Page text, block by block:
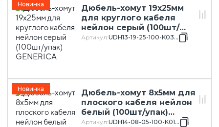
Дюбель-хомут 19х25мм
для круглого кабеля
нейлон серый (100шт/
упак) GENERICA
Артикул:UDH13-19-25-100-K03-G
Новинка
Дюбель-хомут 8х5мм для
плоского кабеля нейлон
белый (100шт/упак)
GENERICA
Артикул:UDH14-08-05-100-K01-G
Новинка